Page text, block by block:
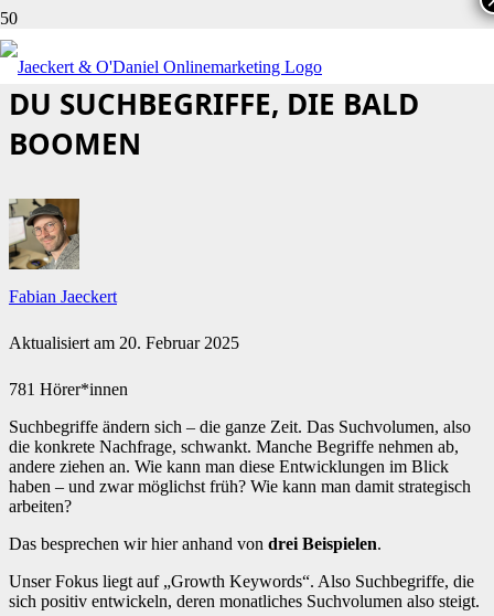
GROWTH KEYWORDS: SO FINDEST
DU SUCHBEGRIFFE, DIE BALD
BOOMEN
Fabian Jaeckert
Aktualisiert am 20. Februar 2025
781 Hörer*innen
Suchbegriffe ändern sich – die ganze Zeit. Das Suchvolumen, also
die konkrete Nachfrage, schwankt. Manche Begriffe nehmen ab,
andere ziehen an. Wie kann man diese Entwicklungen im Blick
haben – und zwar möglichst früh? Wie kann man damit strategisch
arbeiten?
Das besprechen wir hier anhand von drei Beispielen.
Unser Fokus liegt auf „Growth Keywords“. Also Suchbegriffe, die
sich positiv entwickeln, deren monatliches Suchvolumen also steigt.